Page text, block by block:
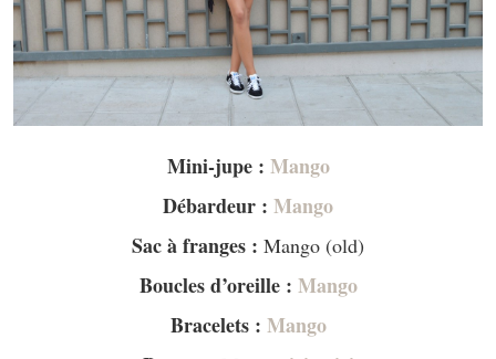
Mini-jupe : Mango
Débardeur : Mango
Sac à franges : Mango (old)
Boucles d’oreille : Mango
Bracelets : Mango